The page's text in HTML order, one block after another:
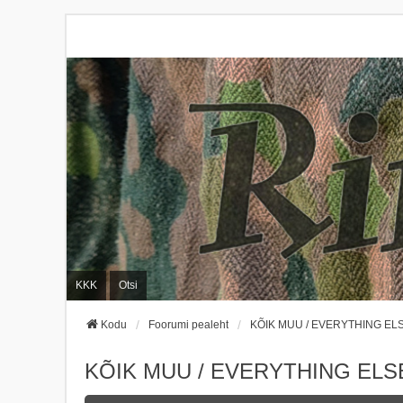
KKK Otsi
Kodu Foorumi pealeht KÕIK MUU / EVERYTHING
KÕIK MUU / EVERYTHING